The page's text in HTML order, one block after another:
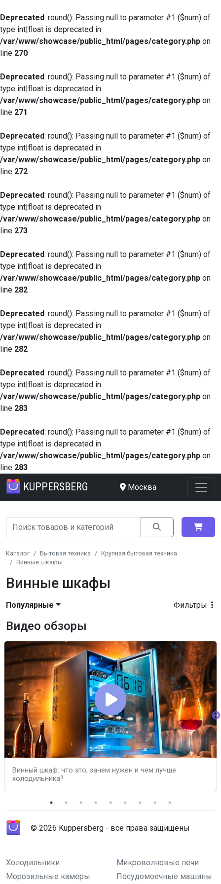
Deprecated: round(): Passing null to parameter #1 ($num) of
type int|float is deprecated in
/var/www/showcase/public_html/pages/category.php on
line 270
Deprecated: round(): Passing null to parameter #1 ($num) of
type int|float is deprecated in
/var/www/showcase/public_html/pages/category.php on
line 271
Deprecated: round(): Passing null to parameter #1 ($num) of
type int|float is deprecated in
/var/www/showcase/public_html/pages/category.php on
line 272
Deprecated: round(): Passing null to parameter #1 ($num) of
type int|float is deprecated in
/var/www/showcase/public_html/pages/category.php on
line 273
Deprecated: round(): Passing null to parameter #1 ($num) of
type int|float is deprecated in
/var/www/showcase/public_html/pages/category.php on
line 282
Deprecated: round(): Passing null to parameter #1 ($num) of
type int|float is deprecated in
/var/www/showcase/public_html/pages/category.php on
line 282
Deprecated: round(): Passing null to parameter #1 ($num) of
type int|float is deprecated in
/var/www/showcase/public_html/pages/category.php on
line 283
Deprecated: round(): Passing null to parameter #1 ($num) of
type int|float is deprecated in
/var/www/showcase/public_html/pages/category.php on
line 283
KUPPERSBERG Москва
Каталог Бытовая техника
Крупная бытовая техника
Винные шкафы
Винные шкафы
Фильтры
Популярные
Видео обзоры
Винный шкаф: что это, зачем нужен и чем лучше
холодильника?
© 2026 Kuppersberg - все права защищены
Холодильники
Микроволновые печи
Морозильные камеры
Посудомоечные машины